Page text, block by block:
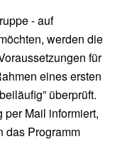
- auf
werden die
für
eines ersten
überprüft.
Mail informiert,
das Programm